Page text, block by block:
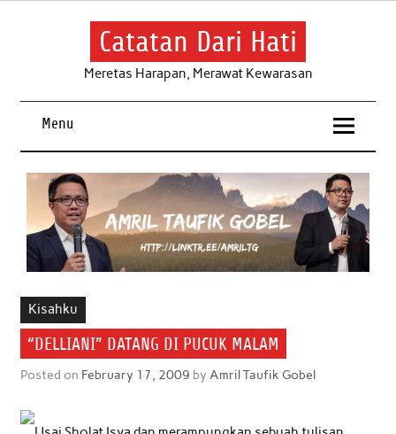
Skip
Catatan Dari Hati
Meretas Harapan, Merawat Kewarasan
Menu
Kisahku
“DELLIANI” DATANG DI PUCUK MALAM
Posted on February 17, 2009 by Amril Taufik Gobel